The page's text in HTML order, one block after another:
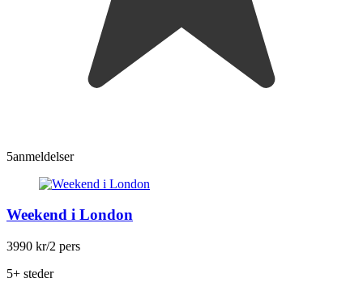
5anmeldelser
Weekend i London
3990 kr/2 pers
5+ steder